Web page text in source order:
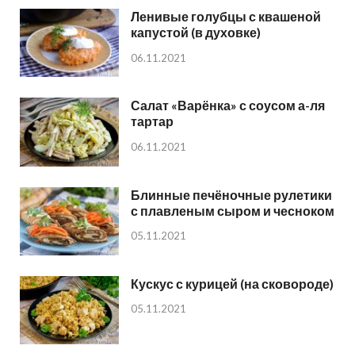
Ленивые голубцы с квашеной
капустой (в духовке)
06.11.2021
Салат «Варёнка» с соусом а-ля
тартар
06.11.2021
Блинные печёночные рулетики
с плавленым сыром и чесноком
05.11.2021
Кускус с курицей (на сковороде)
05.11.2021